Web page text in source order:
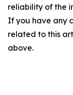
reliability of the
If you have any
related to this
above.